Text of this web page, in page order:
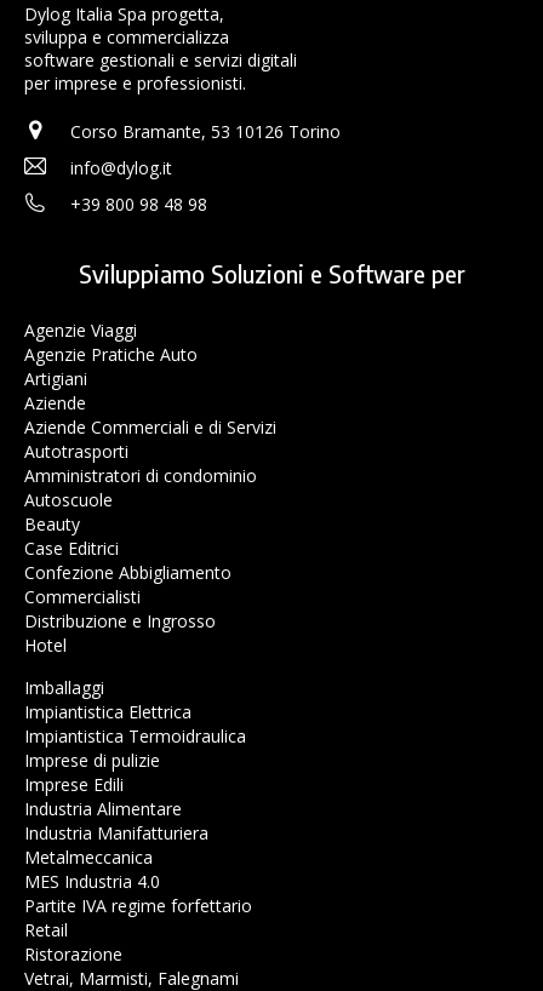
Dylog Italia Spa progetta,
sviluppa e commercializza
software gestionali e servizi digitali
per imprese e professionisti.
Corso Bramante, 53 10126 Torino
info@dylog.it
+39 800 98 48 98
Sviluppiamo Soluzioni e Software per
Agenzie Viaggi
Agenzie Pratiche Auto
Artigiani
Aziende
Aziende Commerciali e di Servizi
Autotrasporti
Amministratori di condominio
Autoscuole
Beauty
Case Editrici
Confezione Abbigliamento
Commercialisti
Distribuzione e Ingrosso
Hotel
Imballaggi
Impiantistica Elettrica
Impiantistica Termoidraulica
Imprese di pulizie
Imprese Edili
Industria Alimentare
Industria Manifatturiera
Metalmeccanica
MES Industria 4.0
Partite IVA regime forfettario
Retail
Ristorazione
Vetrai, Marmisti, Falegnami